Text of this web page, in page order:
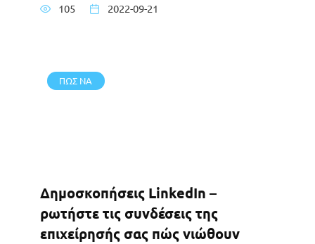
105 2022-09-21
ΠΩΣ ΝΑ
Δημοσκοπήσεις LinkedIn –
ρωτήστε τις συνδέσεις της
επιχείρησής σας πώς νιώθουν